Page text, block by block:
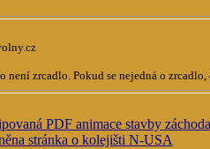
zrcadlo. Pokud se nejedná o
PDF animace stavby záchoda
stránka o kolejišti N-USA